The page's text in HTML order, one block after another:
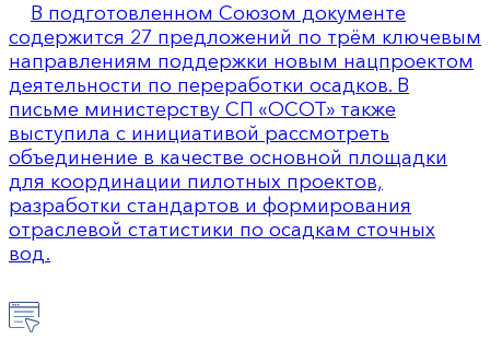
В подготовленном Союзом документе
содержится 27 предложений по трём ключевым
направлениям поддержки новым нацпроектом
деятельности по переработки осадков. В
письме министерству СП «ОСОТ» также
выступила с инициативой рассмотреть
объединение в качестве основной площадки
для координации пилотных проектов,
разработки стандартов и формирования
отраслевой статистики по осадкам сточных
вод.